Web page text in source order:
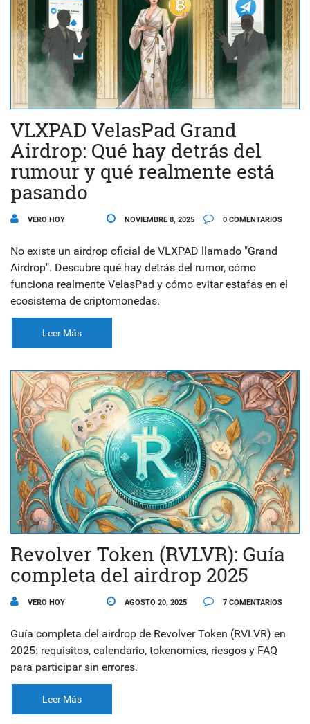
VLXPAD VelasPad Grand
Airdrop: Qué hay detrás del
rumour y qué realmente está
pasando
VERO HOY NOVIEMBRE 8, 2025 0 COMENTARIOS
No existe un airdrop oficial de VLXPAD llamado "Grand
Airdrop". Descubre qué hay detrás del rumor, cómo
funciona realmente VelasPad y cómo evitar estafas en el
ecosistema de criptomonedas.
Leer Más
Revolver Token (RVLVR): Guía
completa del airdrop 2025
VERO HOY AGOSTO 20, 2025 7 COMENTARIOS
Guía completa del airdrop de Revolver Token (RVLVR) en
2025: requisitos, calendario, tokenomics, riesgos y FAQ
para participar sin errores.
Leer Más